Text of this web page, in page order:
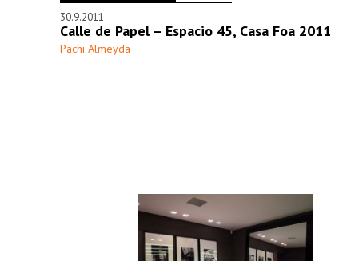
30.9.2011
Calle de Papel – Espacio 45, Casa Foa 2011
Pachi Almeyda